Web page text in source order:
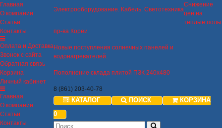
Главная
О компании
Статьи
Контакты
Оплата и Доставка
Звонок с сайта
Обратная связь
Корзина
Личный кабинет
Главная
О компании
Статьи
Контакты
Электрооборудование. Кабель. Светотехника
Снижение
цен на
теплые полы
пр-ва Кореи
Новые поступления солнечных панелей и
водонагревателей.
Пополнение склада плитой ПЗК 240х480
8 (861) 203-40-78
КАТАЛОГ ПОИСК
КОРЗИНА
0